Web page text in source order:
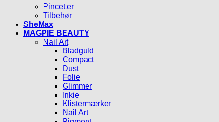
Pincetter
Tilbehør
SheMax
MAGPIE BEAUTY
Nail Art
Bladguld
Compact
Dust
Folie
Glimmer
Inkie
Klistermærker
Nail Art